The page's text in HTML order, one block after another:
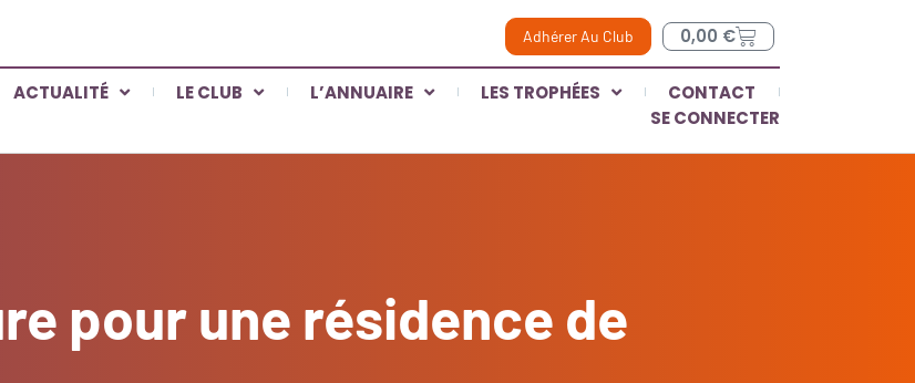
Adhérer Au Club 0,00 €
ACTUALITÉ LE CLUB L’ANNUAIRE LES TROPHÉES
CONTACT
SE CONNECTER
pour une résidence de